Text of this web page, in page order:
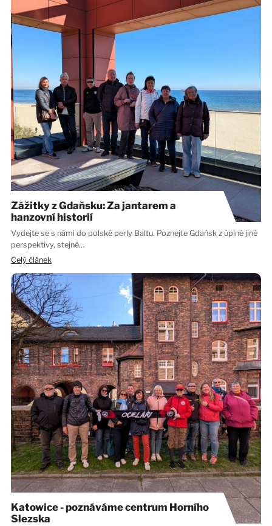
Zážitky z Gdaňsku: Za jantarem a
hanzovní historií
Vydejte se s námi do polské perly Baltu. Poznejte Gdaňsk z úplně jiné
perspektivy, stejně…
Celý článek
Katowice - poznáváme centrum Horního
Slezska